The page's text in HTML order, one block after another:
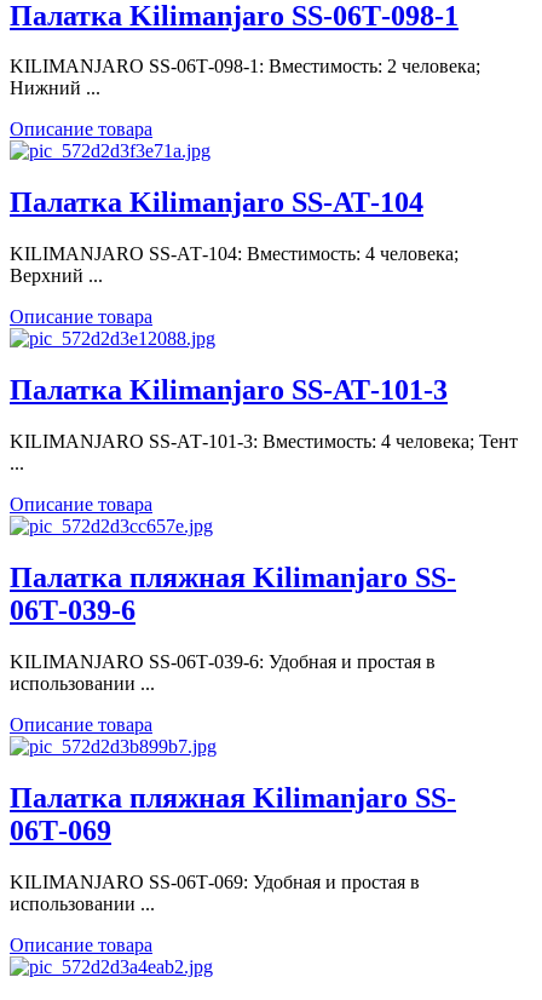
Палатка Kilimanjaro SS-06Т-098-1
KILIMANJARO SS-06Т-098-1: Вместимость: 2 человека;
Нижний ...
Описание товара
Палатка Kilimanjaro SS-АТ-104
KILIMANJARO SS-АТ-104: Вместимость: 4 человека;
Верхний ...
Описание товара
Палатка Kilimanjaro SS-АТ-101-3
KILIMANJARO SS-АТ-101-3: Вместимость: 4 человека; Тент
...
Описание товара
Палатка пляжная Kilimanjaro SS-
06Т-039-6
KILIMANJARO SS-06Т-039-6: Удобная и простая в
использовании ...
Описание товара
Палатка пляжная Kilimanjaro SS-
06Т-069
KILIMANJARO SS-06Т-069: Удобная и простая в
использовании ...
Описание товара